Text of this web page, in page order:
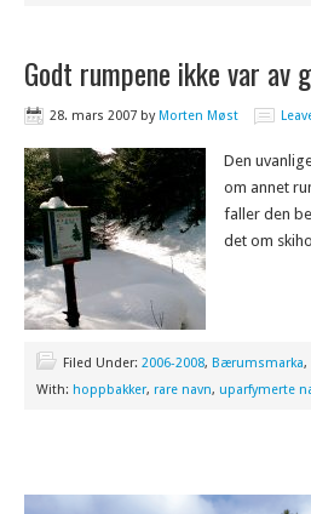
Godt rumpene ikke var av
28. mars 2007 byMorten Møst
Den
om annet
faller den
det om
Filed Under: 2006-2008, Bærumsmarka,
With: hoppbakker, rare navn, uparfymerte